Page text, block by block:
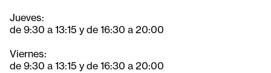
Jueves:
de 9:30 a 13:15 y de 16:30 a 20:00
Viernes:
de 9:30 a 13:15 y de 16:30 a 20:00